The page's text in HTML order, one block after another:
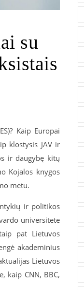
su
Kaip Europai
klostysis JAV ir
ir daugybę kitų
Kojalos knygos
metu.
ir politikos
universitete
pat Lietuvos
akademinius
Lietuvos
kaip CNN, BBC,